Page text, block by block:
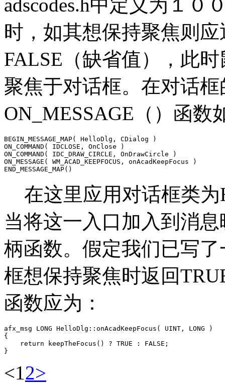
adscodes.h中定义为１０
时，如其想保持聚焦则
FALSE（缺省值），此
聚焦于对话框。在对话
ON_MESSAGE（）函数
BEGIN_MESSAGE_MAP( HelloDlg, CDialog )
ON_COMMAND( IDCLOSE, OnClose )
ON_COMMAND( IDC_DRAW_CIRCLE, OnDrawCircle )
ON_MESSAGE( WM_ACAD_KEEPFOCUS, onAcadKeepFocus )
END_MESSAGE_MAP()
在这里应用对话框类为
当将这一入口加入到消
柄函数。假定我们已写了
框想保持聚焦时返回
函数应为：
afx_msg LONG HelloDlg::onAcadKeepFocus( UINT, LONG )
{
    return keepTheFocus() ? TRUE : FALSE;
}
<12>